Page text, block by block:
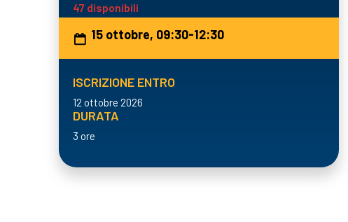
47 disponibili
15 ottobre, 09:30-12:30
ISCRIZIONE ENTRO
12 ottobre 2026
DURATA
3 ore